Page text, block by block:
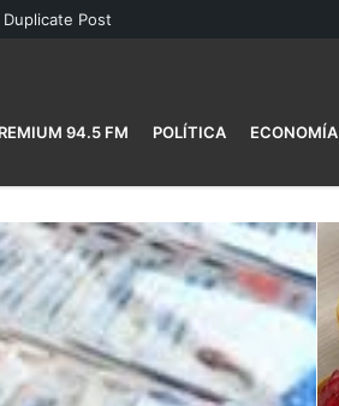
94.5 FM POLÍTICA ECONOMÍA
Duplicate Post